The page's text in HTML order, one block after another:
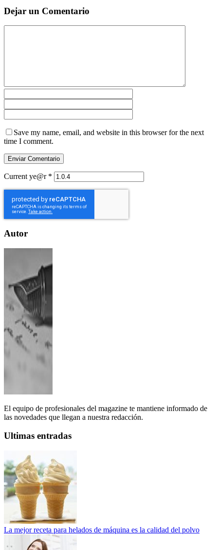
Dejar un Comentario
Save my name, email, and website in this browser for the next
time I comment.
Current ye@r *
Autor
El equipo de profesionales del magazine te mantiene informado de
las novedades que llegan a nuestra redacción.
Ultimas entradas
La mejor receta para helados de máquina es la calidad del polvo